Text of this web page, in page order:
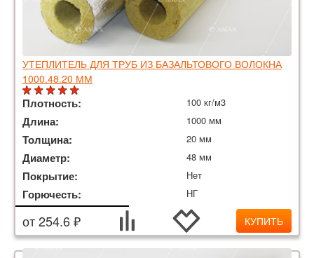
УТЕПЛИТЕЛЬ ДЛЯ ТРУБ ИЗ БАЗАЛЬТОВОГО ВОЛОКНА
1000.48.20 ММ
Плотность: 100 кг/м3
Длина: 1000 мм
Толщина: 20 мм
Диаметр: 48 мм
Покрытие: Нет
Горючесть: НГ
от 254.6 ₽ КУПИТЬ